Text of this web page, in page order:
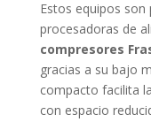
Estos equipos
procesadoras de
compresores
gracias a su bajo
compacto facilita
con espacio